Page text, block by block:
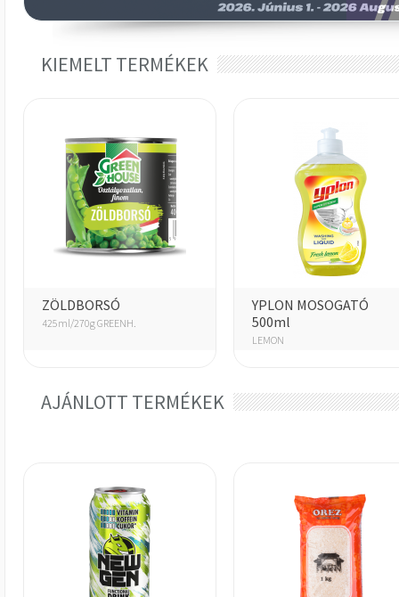
KIEMELT TERMÉKEK
ZÖLDBORSÓ
425ml/270g GREENH.
YPLON MOSOGATÓ
500ml
LEMON
AJÁNLOTT TERMÉKEK